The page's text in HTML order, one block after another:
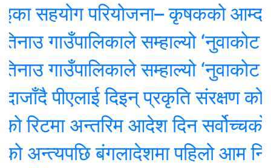
परियोजना– कृषकको आम्दानी र
गाउँपालिकाले सम्हाल्यो ‘नुवाकोट
गाउँपालिकाले सम्हाल्यो ‘नुवाकोट
पीएलाई दिइन् प्रकृति संरक्षण कोषको
अन्तरिम आदेश दिन सर्वोच्चको
बंगलादेशमा पहिलो आम